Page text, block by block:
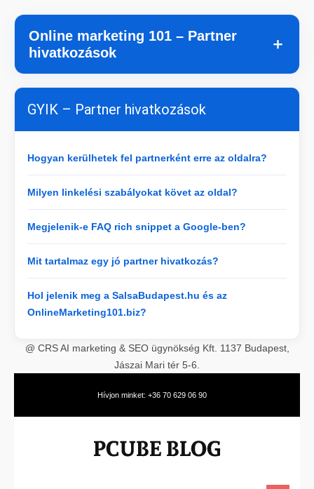
Online marketing 101 – Partner
hivatkozások
＋
GYIK – Partner hivatkozások
Hogyan kerülhetek fel partnerként erre az oldalra?
Milyen linkelési szabályokat követ az oldal?
Megjelenik-e FAQ rich snippet a Google-ben?
Mit tartalmaz egy jó partner hivatkozás?
Hol jelenik meg a SalsaBudapest.hu és az
OnlineMarketing101.biz?
@ CRS AI marketing & SEO ügynökség Kft. 1137 Budapest,
Jászai Mari tér 5-6.
Hívjon minket: +36 70 629 06 90